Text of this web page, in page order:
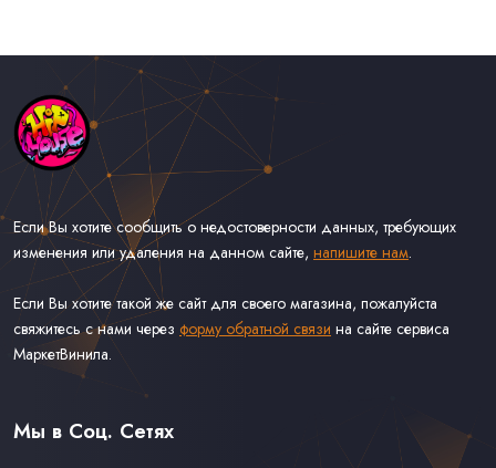
Если Вы хотите сообщить о недостоверности данных, требующих
изменения или удаления на данном сайте, напишите нам.
Если Вы хотите такой же сайт для своего магазина, пожалуйста
свяжитесь с нами через форму обратной связи на сайте сервиса
МаркетВинила.
Каталог Музыки на Виниле В Наличии
Доставка и Оплата
Мы в Соц. Сетях